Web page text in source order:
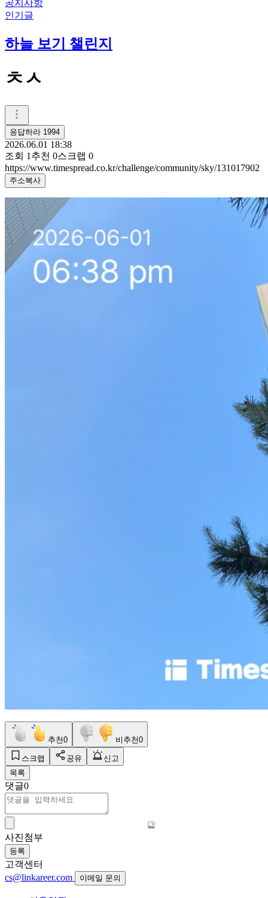
공지사항
인기글
하늘 보기 챌린지
ㅊㅅ
응답하라 1994
2026.06.01 18:38
조회 1 추천 0스크랩 0
https://www.timespread.co.kr/challenge/community/sky/131017902
주소복사
추천0 비추천0
스크랩 공유
신고
목록
댓글0
사진첨부
등록
고객센터
cs@linkareer.com
이메일 문의